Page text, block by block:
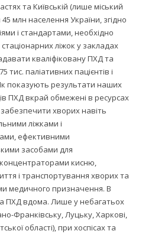
та Київській (лише міський
45 млн населення України, згідно
і стандартами, необхідно
ліжок у закладах
кваліфіковану ПХД та
тис. паліативних пацієнтів і
показують результати наших
ПХД вкрай обмежені в ресурсах
хворих навіть
ліжками і
ефективними
засобами для
кисню,
і транспортування хворих та
медичного призначення. В
ПХД вдома. Лише у небагатьох
Франківську, Луцьку, Харкові,
області), при хоспісах та